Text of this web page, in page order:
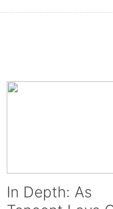
In Depth: As